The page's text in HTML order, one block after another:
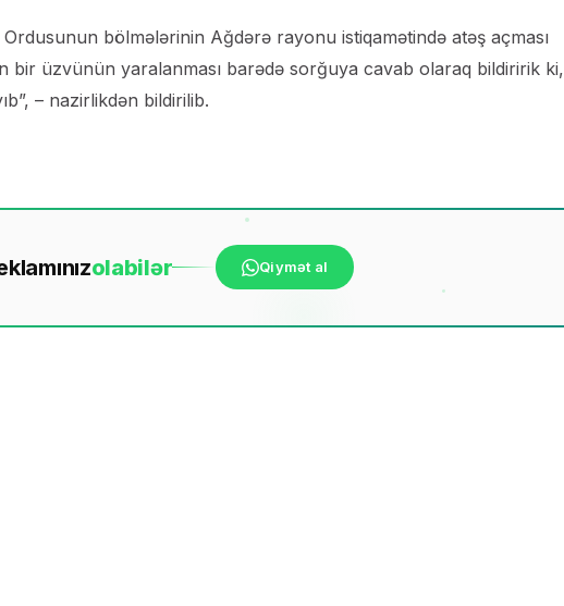
bölmələrinin Ağdərə rayonu istiqamətində atəş açması
bir üzvünün yaralanması barədə sorğuya cavab olaraq bildiririk ki,
– nazirlikdən bildirilib.
olabilər Qiymət al